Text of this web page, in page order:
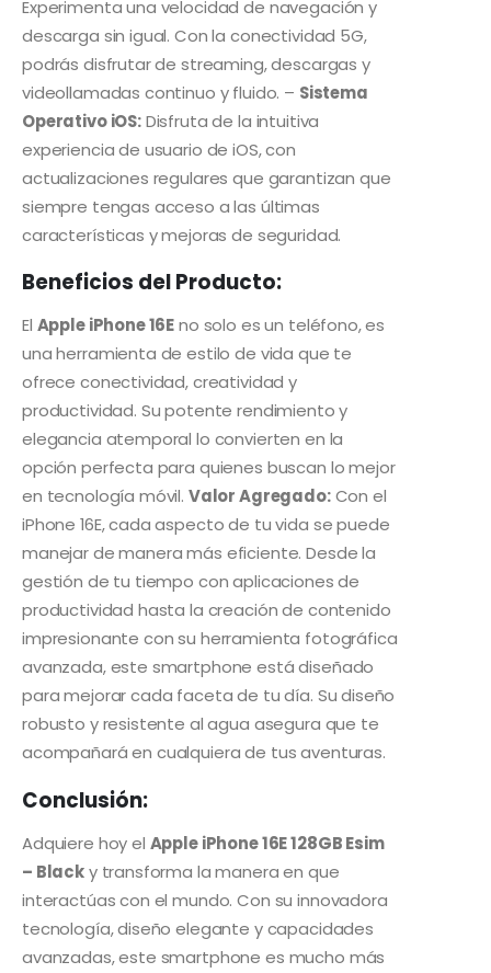
Experimenta una velocidad de navegación y
descarga sin igual. Con la conectividad 5G,
podrás disfrutar de streaming, descargas y
videollamadas continuo y fluido. – Sistema
Operativo iOS:Disfruta de la intuitiva
experiencia de usuario de iOS, con
actualizaciones regulares que garantizan que
siempre tengas acceso a las últimas
características y mejoras de seguridad.
Beneficios del Producto:
El Apple iPhone 16Eno solo es un teléfono, es
una herramienta de estilo de vida que te
ofrece conectividad, creatividad y
productividad. Su potente rendimiento y
elegancia atemporal lo convierten en la
opción perfecta para quienes buscan lo mejor
en tecnología móvil. Valor Agregado:Con el
iPhone 16E, cada aspecto de tu vida se puede
manejar de manera más eficiente. Desde la
gestión de tu tiempo con aplicaciones de
productividad hasta la creación de contenido
impresionante con su herramienta fotográfica
avanzada, este smartphone está diseñado
para mejorar cada faceta de tu día. Su diseño
robusto y resistente al agua asegura que te
acompañará en cualquiera de tus aventuras.
Conclusión:
Adquiere hoy el Apple iPhone 16E 128GB Esim
– Blacky transforma la manera en que
interactúas con el mundo. Con su innovadora
tecnología, diseño elegante y capacidades
avanzadas, este smartphone es mucho más